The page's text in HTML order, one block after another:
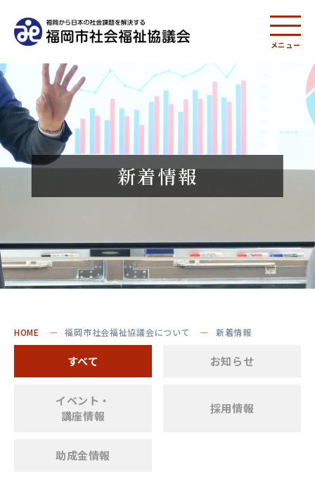
メニュー
新着情報
HOME 福岡市社会福祉協議会について 新着情報
すべて お知らせ
イベント・
講座情報
採用情報
助成金情報